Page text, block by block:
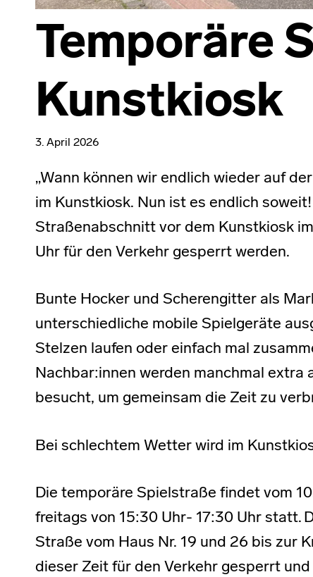
Temporäre
Kunstkiosk
3. April 2026
„Wann können wir endlich wieder auf
im Kunstkiosk. Nun ist es endlich
Straßenabschnitt vor dem Kunstkiosk
Uhr für den Verkehr gesperrt werden.
Bunte Hocker und Scherengitter als
unterschiedliche mobile Spielgeräte
Stelzen laufen oder einfach mal
Nachbar:innen werden manchmal extra
besucht, um gemeinsam die Zeit zu
Bei schlechtem Wetter wird im
Die temporäre Spielstraße findet vom
freitags von 15:30 Uhr- 17:30 Uhr statt.
Straße vom Haus Nr. 19 und 26 bis zur
dieser Zeit für den Verkehr gesperrt